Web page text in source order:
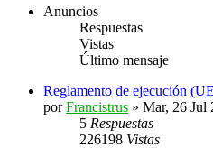
Anuncios
Respuestas
Vistas
Último mensaje
Reglamento de ejecución
porFrancistrus » Mar, 26 Jul
5 Respuestas
226198 Vistas